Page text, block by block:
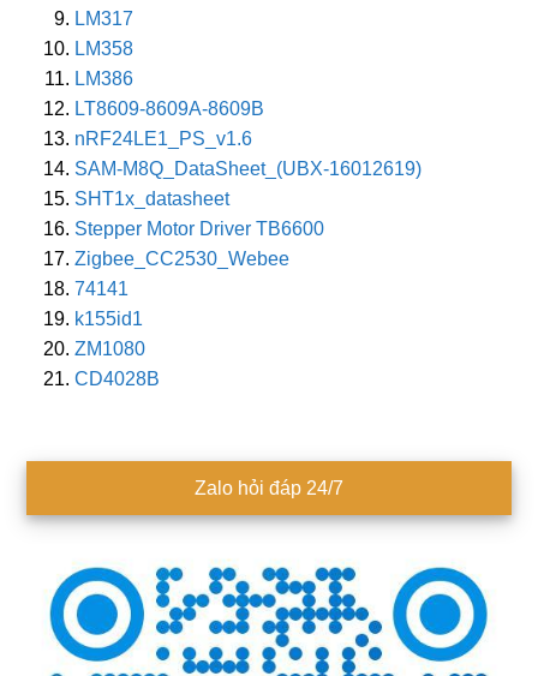
LM317
LM358
LM386
LT8609-8609A-8609B
nRF24LE1_PS_v1.6
SAM-M8Q_DataSheet_(UBX-16012619)
SHT1x_datasheet
Stepper Motor Driver TB6600
Zigbee_CC2530_Webee
74141
k155id1
ZM1080
CD4028B
chính
Zalo hỏi đáp 24/7